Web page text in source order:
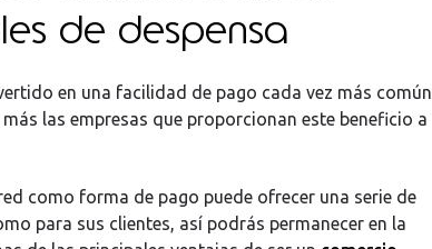
de despensa
en una facilidad de pago cada vez más común
las empresas que proporcionan este beneficio a
como forma de pago puede ofrecer una serie de
para sus clientes, así podrás permanecer en la